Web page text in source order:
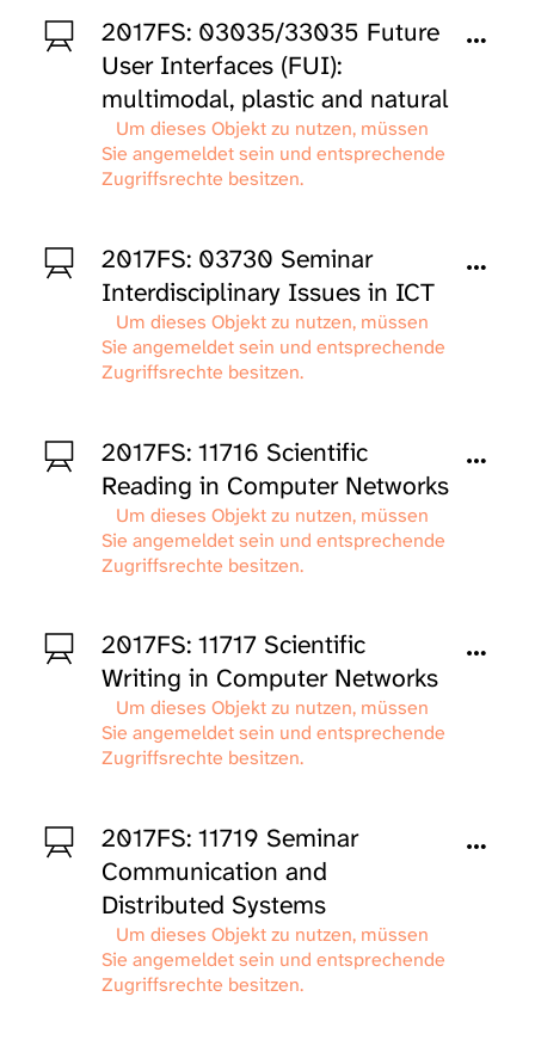
2017FS: 03035/33035 Future
User Interfaces (FUI):
multimodal, plastic and natural
Um dieses Objekt zu nutzen, müssen
Sie angemeldet sein und entsprechende
Zugriffsrechte besitzen.
2017FS: 03730 Seminar
Interdisciplinary Issues in ICT
Um dieses Objekt zu nutzen, müssen
Sie angemeldet sein und entsprechende
Zugriffsrechte besitzen.
2017FS: 11716 Scientific
Reading in Computer Networks
Um dieses Objekt zu nutzen, müssen
Sie angemeldet sein und entsprechende
Zugriffsrechte besitzen.
2017FS: 11717 Scientific
Writing in Computer Networks
Um dieses Objekt zu nutzen, müssen
Sie angemeldet sein und entsprechende
Zugriffsrechte besitzen.
2017FS: 11719 Seminar
Communication and
Distributed Systems
Um dieses Objekt zu nutzen, müssen
Sie angemeldet sein und entsprechende
Zugriffsrechte besitzen.